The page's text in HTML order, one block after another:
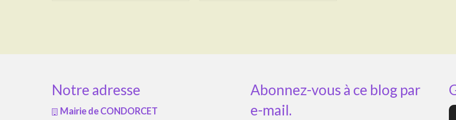
Notre adresse
Mairie de CONDORCET
Abonnez-vous à ce blog par
e-mail.